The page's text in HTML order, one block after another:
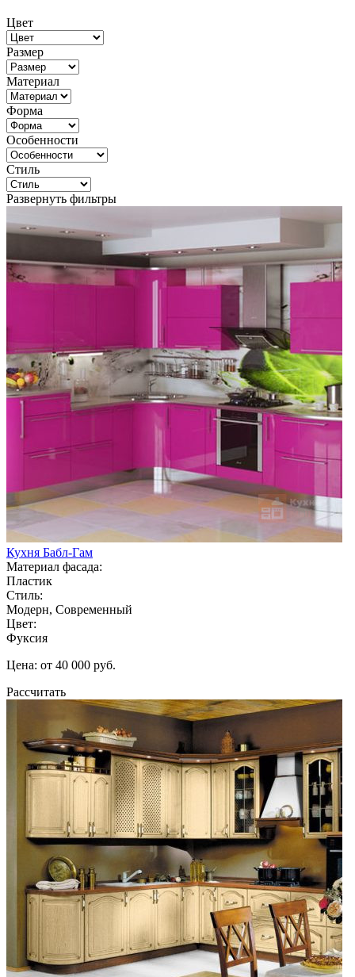
Цвет
Размер
Материал
Форма
Особенности
Стиль
Развернуть фильтры
Кухня Бабл-Гам
Материал фасада:
Пластик
Стиль:
Модерн, Современный
Цвет:
Фуксия
Цена: от 40 000 руб.
Рассчитать